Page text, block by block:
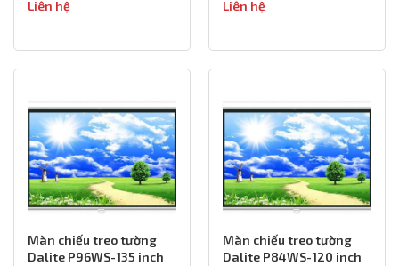
Liên hệ
Liên hệ
Màn chiếu treo tường
Dalite P96WS-135 inch
Màn chiếu treo tường
Dalite P84WS-120 inch